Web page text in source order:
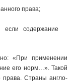
права;
если содержание
«При применении
его норм…». Такой
права. Страны англо-